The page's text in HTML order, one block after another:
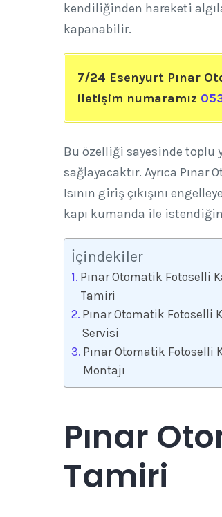
kendiliğinden hareketi
kapanabilir.
7/24 Esenyurt Pınar
iletişim numaramız
Bu özelliği sayesinde toplu
sağlayacaktır. Ayrıca
Isının giriş çıkışını
kapı kumanda ile
İçindekiler
Pınar Otomatik Fotoselli
Tamiri
Pınar Otomatik Fotoselli
Servisi
Pınar Otomatik Fotoselli
Montajı
Pınar
Tamiri